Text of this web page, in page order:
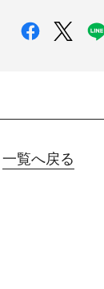
一覧へ戻る